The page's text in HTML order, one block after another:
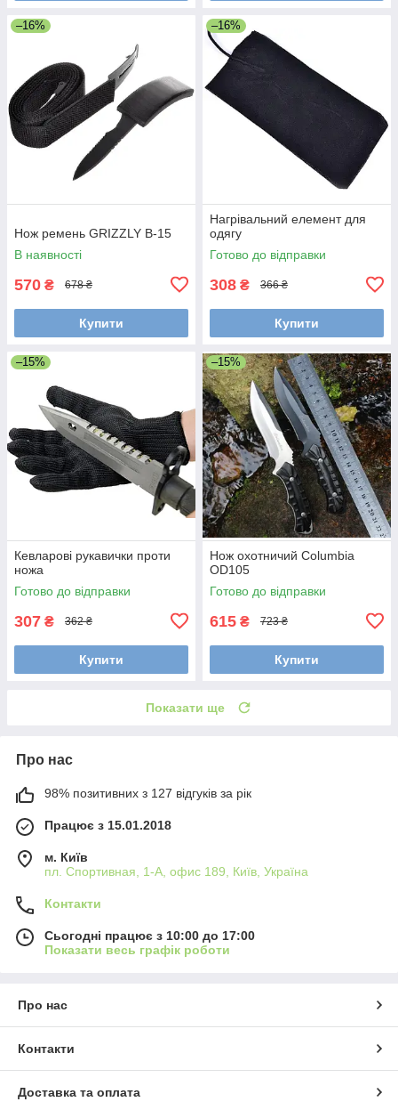
–16%
Нож ремень GRIZZLY B-15
В наявності
570 ₴ 678 ₴
Купити
–16%
Нагрівальний елемент для
одягу
Готово до відправки
308 ₴ 366 ₴
Купити
–15%
Кевларові рукавички проти
ножа
Готово до відправки
307 ₴ 362 ₴
Купити
–15%
Нож охотничий Columbia
OD105
Готово до відправки
615 ₴ 723 ₴
Купити
Показати ще
Про нас
98% позитивних з 127 відгуків за рік
Працює з 15.01.2018
м. Київ
пл. Спортивная, 1-А, офис 189, Київ, Україна
Контакти
Сьогодні працює з 10:00 до 17:00
Показати весь графік роботи
Про нас
Контакти
Доставка та оплата